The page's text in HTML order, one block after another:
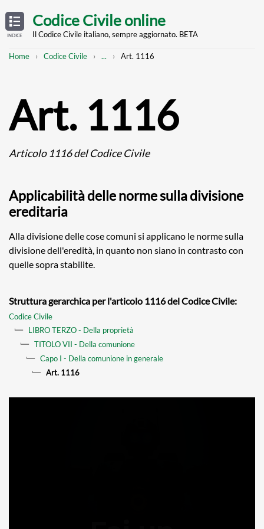
TABLE
OF
CONTENTS
INDICE
main
Codice Civile online
Il Codice Civile italiano, sempre aggiornato. BETA
Breadcrumb
Home Codice Civile
Mostra
... Art. 1116
Art. 1116
Articolo 1116 del Codice Civile
Applicabilità delle norme sulla divisione
ereditaria
Alla divisione delle cose comuni si applicano le norme sulla
divisione dell'eredità, in quanto non siano in contrasto con
quelle sopra stabilite.
Struttura gerarchica per l'articolo 1116 del Codice Civile:
Codice Civile
LIBRO TERZO - Della proprietà
TITOLO VII - Della comunione
Capo I - Della comunione in generale
Art. 1116